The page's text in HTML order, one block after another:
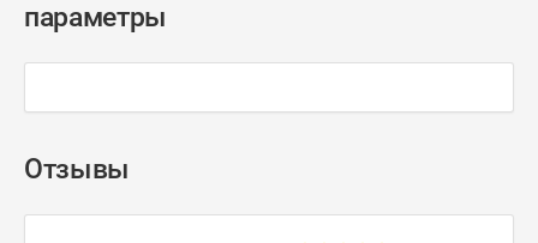
параметры
Отзывы